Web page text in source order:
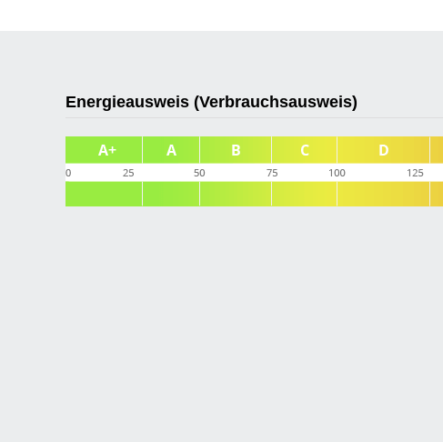
Energieausweis (Verbrauchsausweis)